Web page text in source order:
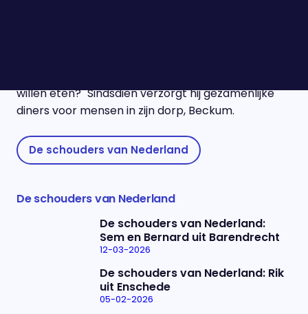
willen eten?" Sindsdien verzorgt hij gezamenlijke
diners voor mensen in zijn dorp, Beckum.
De schouders van Nederland
De schouders van Nederland
De schouders van Nederland:
Sem en Bernard uit Barendrecht
12-03-2026
De schouders van Nederland: Rik
uit Enschede
05-02-2026